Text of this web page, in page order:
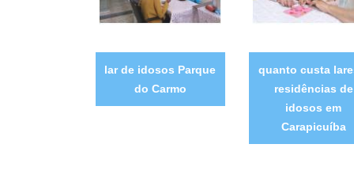
lar de idosos Parque
do Carmo
quanto custa
residências de
idosos em
Carapicuíba